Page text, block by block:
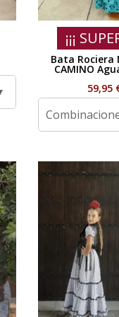
¡¡¡
Bata Rociera
CAMINO
59,95